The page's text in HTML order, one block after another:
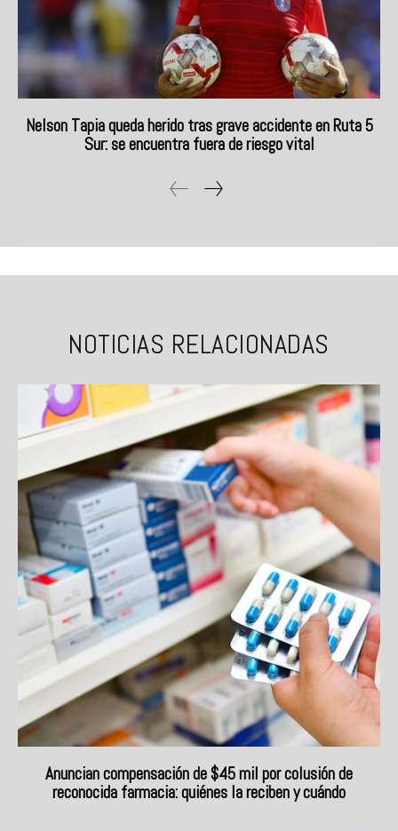
Nelson Tapia queda herido tras grave accidente en Ruta 5
Sur: se encuentra fuera de riesgo vital
NOTICIAS RELACIONADAS
Anuncian compensación de $45 mil por colusión de
reconocida farmacia: quiénes la reciben y cuándo